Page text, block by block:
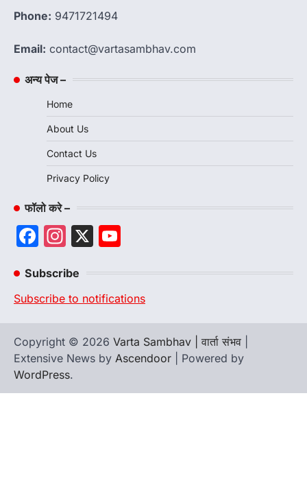
Phone: 9471721494
Email: contact@vartasambhav.com
अन्य पेज –
Home
About Us
Contact Us
Privacy Policy
फॉलो करे –
Facebook
Instagram
X
Subscribe
Subscribe to notifications
Copyright © 2026 Varta Sambhav | वार्ता संभव
Extensive News by Ascendoor | Powered by
WordPress.